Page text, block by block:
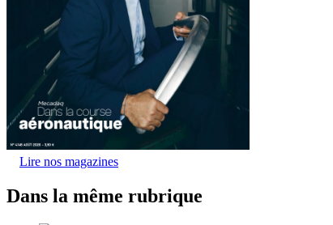
Lire nos magazines
Dans la même rubrique